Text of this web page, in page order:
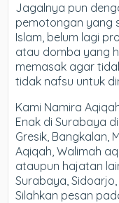
Jagalnya pun
pemotongan yang
Islam, belum lagi
atau domba yang
memasak agar
tidak nafsu untuk
Kami Namira
Enak di Surabaya
Gresik, Bangkalan,
Aqiqah, Walimah
ataupun hajatan
Surabaya,
Silahkan pesan